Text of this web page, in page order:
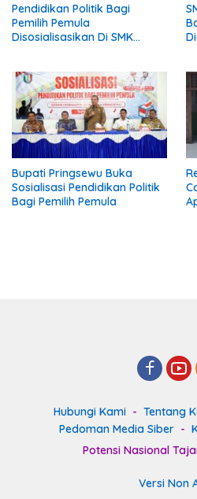
Pendidikan Politik Bagi
Pemilih Pemula
Disosialisasikan Di SMK
Bupati Pringsewu Buka
Sosialisasi Pendidikan Politik
Bagi Pemilih Pemula
Hubungi Kami Tentang
Pedoman Media Siber
Potensi Nasional
Versi Non